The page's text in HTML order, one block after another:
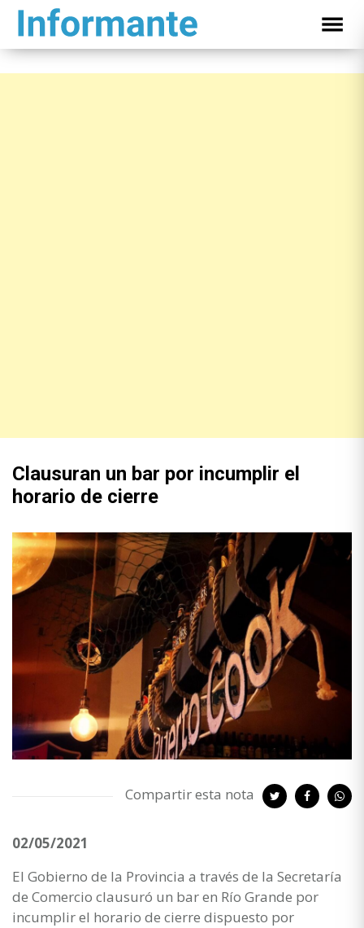
Clausuran un bar por incumplir el
horario de cierre
Compartir esta nota
02/05/2021
El Gobierno de la Provincia a través de la Secretaría
de Comercio clausuró un bar en Río Grande por
incumplir el horario de cierre dispuesto por